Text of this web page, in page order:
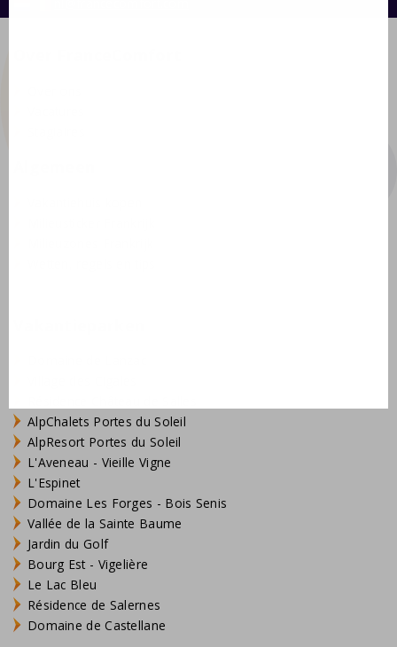
AlpChalets Portes du Soleil
AlpResort Portes du Soleil
L'Aveneau - Vieille Vigne
L'Espinet
Domaine Les Forges - Bois Senis
Vallée de la Sainte Baume
Jardin du Golf
Bourg Est - Vigelière
Le Lac Bleu
Résidence de Salernes
Domaine de Castellane